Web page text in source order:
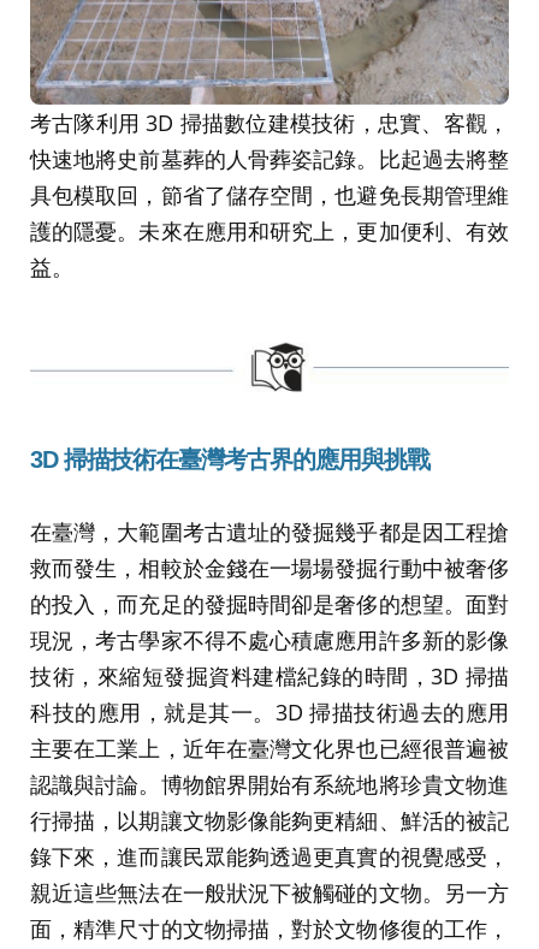
考古隊利用 3D 掃描數位建模技術，忠實、客觀，
快速地將史前墓葬的人骨葬姿記錄。比起過去將整
具包模取回，節省了儲存空間，也避免長期管理維
護的隱憂。未來在應用和研究上，更加便利、有效
益。
3D掃描技術在臺灣考古界的應用與挑戰
在臺灣，大範圍考古遺址的發掘幾乎都是因工程搶
救而發生，相較於金錢在一場場發掘行動中被奢侈
的投入，而充足的發掘時間卻是奢侈的想望。面對
現況，考古學家不得不處心積慮應用許多新的影像
技術，來縮短發掘資料建檔紀錄的時間，3D 掃描
科技的應用，就是其一。3D 掃描技術過去的應用
主要在工業上，近年在臺灣文化界也已經很普遍被
認識與討論。博物館界開始有系統地將珍貴文物進
行掃描，以期讓文物影像能夠更精細、鮮活的被記
錄下來，進而讓民眾能夠透過更真實的視覺感受，
親近這些無法在一般狀況下被觸碰的文物。另一方
面，精準尺寸的文物掃描，對於文物修復的工作，